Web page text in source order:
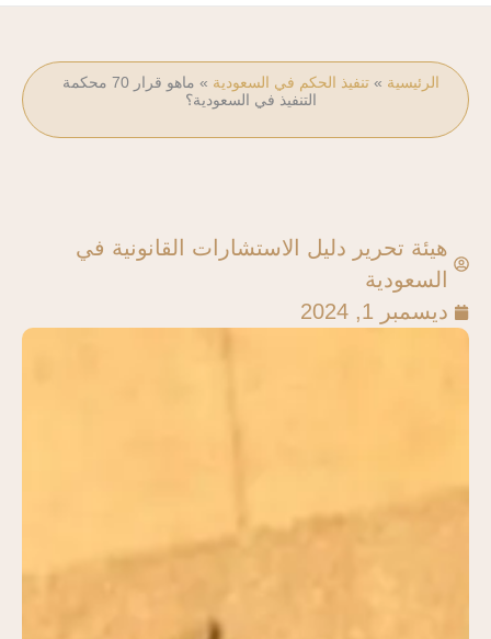
الرئيسية »تنفيذ الحكم في السعودية »
ماهو قرار 70 محكمة
التنفيذ في السعودية؟
هيئة تحرير دليل الاستشارات القانونية في
السعودية
ديسمبر 1, 2024